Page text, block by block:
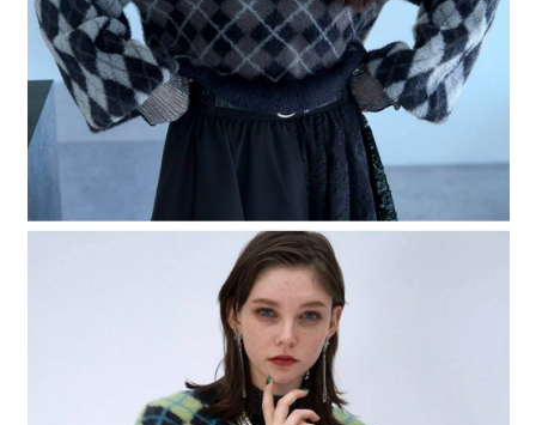
易，需依本服務之必要範圍內提供個人資料，並將交易相關給付款項請求債
權轉讓予恩沛科技股份有限公司。
２．關於個人資料處理事宜，請瀏覽以下網址：https://aftee.tw/terms/#terms3
３．未成年的使用者請事先徵得法定代理人或監護人之同意方可使用
「AFTEE先享後付」，若未經同意申辦者引起之損失，本公司不負相關責
任。
４．使用「AFTEE先享後付」時，將依據個別帳號之用戶狀況，依本公司即
時審查核予不同之上限額度；若仍有額度不足之情形，本公司將視審查結果
請求用戶進行身份認證。
５．嚴禁一人註冊多個帳號或使用他人資訊註冊。若發現惡意使用之情形，
恩沛科技股份有限公司將有權停止該用戶之使用額度並採取法律行動。